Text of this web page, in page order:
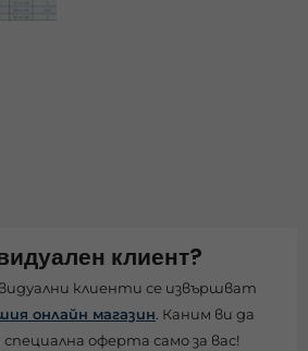
клиент?
клиенти се извършват
онлайн магазин. Каним ви да
оферта само за вас!